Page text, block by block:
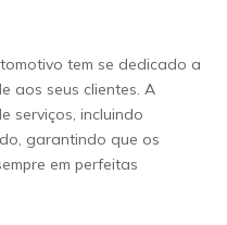
tem se dedicado a
aos seus clientes. A
serviços, incluindo
garantindo que os
em perfeitas